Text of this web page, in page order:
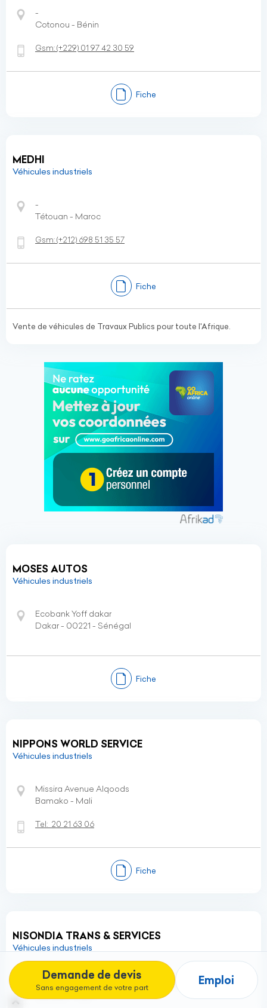
Demande de devis
Sans engagement de votre part
Emploi
-
Cotonou - Bénin
Gsm:(+229) 01 97 42 30 59
Fiche
MEDHI
Véhicules industriels
-
Tétouan - Maroc
Gsm:(+212) 698 51 35 57
Fiche
Vente de véhicules de Travaux Publics pour toute l'Afrique.
MOSES AUTOS
Véhicules industriels
Ecobank Yoff dakar
Dakar - 00221 - Sénégal
Fiche
NIPPONS WORLD SERVICE
Véhicules industriels
Missira Avenue Alqoods
Bamako - Mali
Tel: 20 21 63 06
Fiche
NISONDIA TRANS & SERVICES
Véhicules industriels
Marche Dibida Immeuble Cooperative
Bamako - Mali